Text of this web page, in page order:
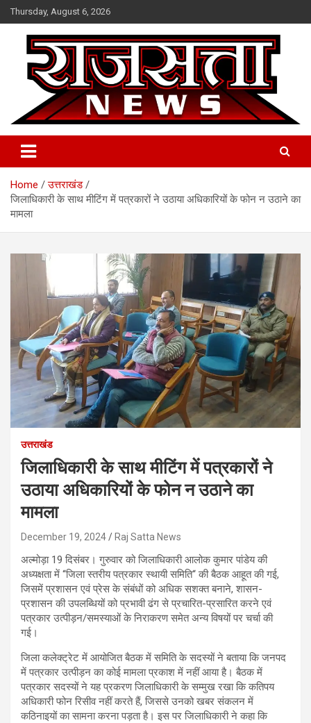
Skip
to
content
Thursday, August 6, 2026
Raj Satta News
Home
उत्तराखंड
जिलाधिकारी के साथ मीटिंग में पत्रकारों ने उठाया अधिकारियों के फोन न उठाने का
मामला
उत्तराखंड
जिलाधिकारी के साथ मीटिंग में पत्रकारों ने
उठाया अधिकारियों के फोन न उठाने का
मामला
December 19, 2024 Raj Satta News
अल्मोड़ा 19 दिसंबर। गुरुवार को जिलाधिकारी आलोक कुमार पांडेय की
अध्यक्षता में ‘‘जिला स्तरीय पत्रकार स्थायी समिति‘‘ की बैठक आहूत की गई,
जिसमें प्रशासन एवं प्रेस के संबंधों को अधिक सशक्त बनाने, शासन-
प्रशासन की उपलब्धियों को प्रभावी ढंग से प्रचारित-प्रसारित करने एवं
पत्रकार उत्पीड़न/समस्याओं के निराकरण समेत अन्य विषयों पर चर्चा की
गई।
जिला कलेक्ट्रेट में आयोजित बैठक में समिति के सदस्यों ने बताया कि जनपद
में पत्रकार उत्पीड़न का कोई मामला प्रकाश में नहीं आया है। बैठक में
पत्रकार सदस्यों ने यह प्रकरण जिलाधिकारी के सम्मुख रखा कि कतिपय
अधिकारी फोन रिसीव नहीं करते हैं, जिससे उनको खबर संकलन में
कठिनाइयों का सामना करना पड़ता है। इस पर जिलाधिकारी ने कहा कि